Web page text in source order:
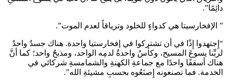
دائِمًا”.
” الإفخارسيتا هي كدواءٍ للخلود وترياقاً لعدم الموت”.
“إِجتهدوا إِذًا في أن تشتركوا في إفخارستيا واحدة. هناك جسدٌ واحدٌ
لربِّنا يسوعَ المسيح، وكأسٌ واحدةٌ لدمِه الواحد، ومذبحٌ واحد؛ كما أنَّ
هناك أسقفًا واحدًا مع جماعةِ الكهنةِ والشمامسةِ شركائي في
الخدمة. فما تصنعونه إِصنَعُوه بحسبِ مشيئةِ الله”.